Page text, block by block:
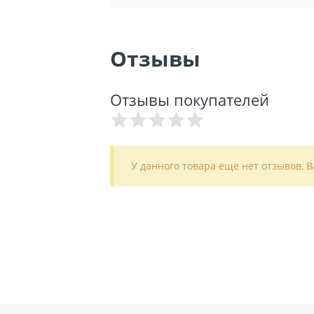
Отзывы
Отзывы покупателей
У данного товара еще нет отзывов,